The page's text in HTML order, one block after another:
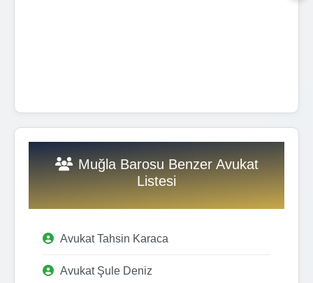
Muğla Barosu Benzer Avukat
Listesi
Avukat Tahsin Karaca
Avukat Şule Deniz